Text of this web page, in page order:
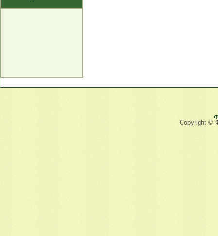
Copyright ©